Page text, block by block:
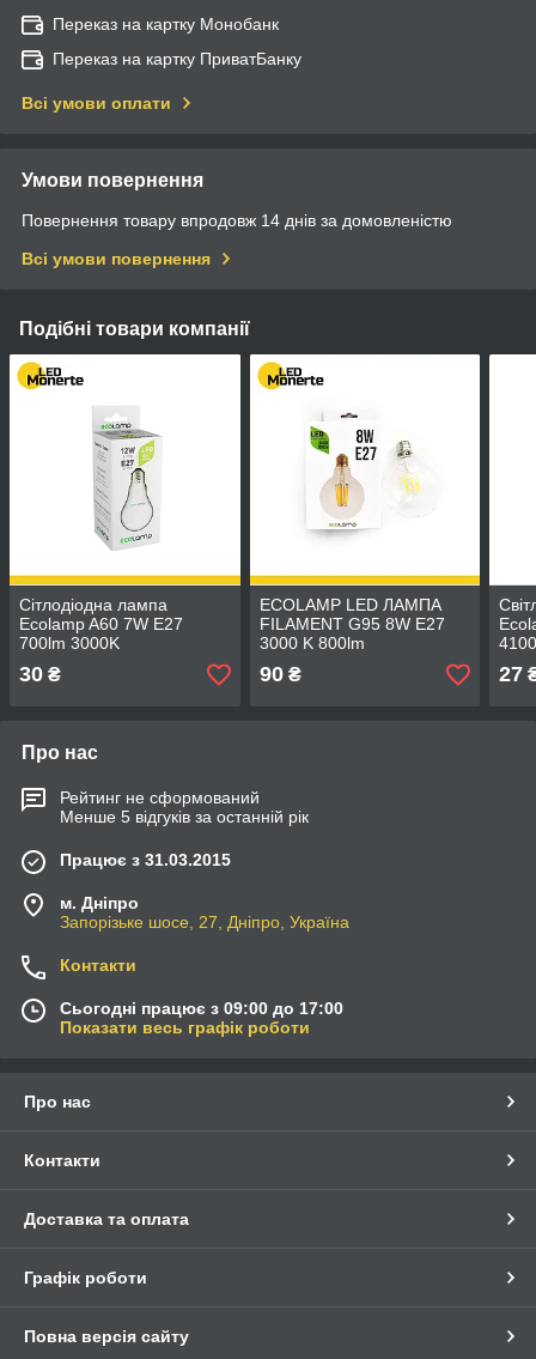
Переказ на картку Монобанк
Переказ на картку ПриватБанку
Всі умови оплати
Умови повернення
Повернення товару впродовж 14 днів за домовленістю
Всі умови повернення
Подібні товари компанії
Cітлодіодна лампа
Ecolamp A60 7W E27
700lm 3000K
30 ₴
ECOLAMP LED ЛАМПА
FILAMENT G95 8W E27
3000 K 800lm
90₴ 27
Про нас
Рейтинг не сформований
Менше 5 відгуків за останній рік
Працює з 31.03.2015
м. Дніпро
Запорізьке шосе, 27, Дніпро, Україна
Контакти
Сьогодні працює з 09:00 до 17:00
Показати весь графік роботи
Про нас
Контакти
Доставка та оплата
Графік роботи
Повна версія сайту